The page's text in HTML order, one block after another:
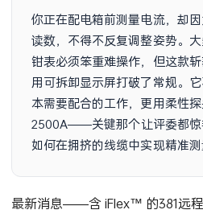
你正在配电箱前测量电流，却
读数，不得不反复调整姿势。
钳表必须笨重难操作，但这款
用可拆卸显示屏打破了常规。
本需要配合的工作，更用柔性
2500A——关键那个让评委都惊
如何在拥挤的线缆中实现精准测
最新消息——含 iFlex™ 的381远